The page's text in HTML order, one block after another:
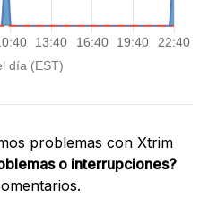
problemas con Xtrim
o interrupciones?